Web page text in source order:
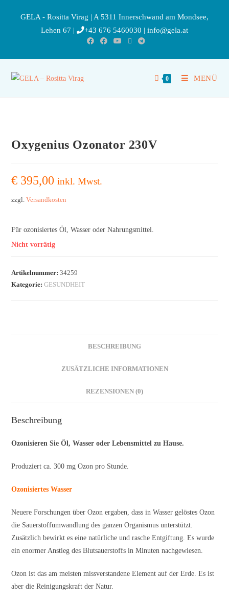
GELA - Rositta Virag | A 5311 Innerschwand am Mondsee,
Lehen 67 |
+43 676 5460030 | info@gela.at
0 MENÜ
Oxygenius Ozonator 230V
€ 395,00 inkl. Mwst.
zzgl.Versandkosten
Für ozonisiertes Öl, Wasser oder Nahrungsmittel.
Nicht vorrätig
Artikelnummer:34259
Kategorie:GESUNDHEIT
BESCHREIBUNG
ZUSÄTZLICHE INFORMATIONEN
REZENSIONEN (0)
Beschreibung
Ozonisieren Sie Öl, Wasser oder Lebensmittel zu Hause.
Produziert ca. 300 mg Ozon pro Stunde.
Ozonisiertes Wasser
Neuere Forschungen über Ozon ergaben, dass in Wasser gelöstes Ozon
die Sauerstoffumwandlung des ganzen Organismus unterstützt.
Zusätzlich bewirkt es eine natürliche und rasche Entgiftung. Es wurde
ein enormer Anstieg des Blutsauerstoffs in Minuten nachgewiesen.
Ozon ist das am meisten missverstandene Element auf der Erde. Es ist
aber die Reinigungskraft der Natur.